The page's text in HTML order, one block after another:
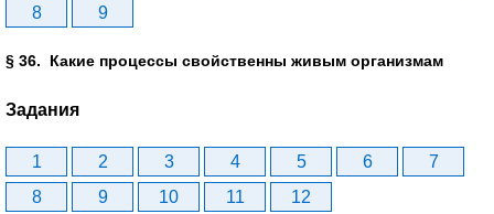
8
9
§ 36. Какие процессы свойственны живым организмам
Задания
1 2 3 4 5 6
7
8
9 10 11 12